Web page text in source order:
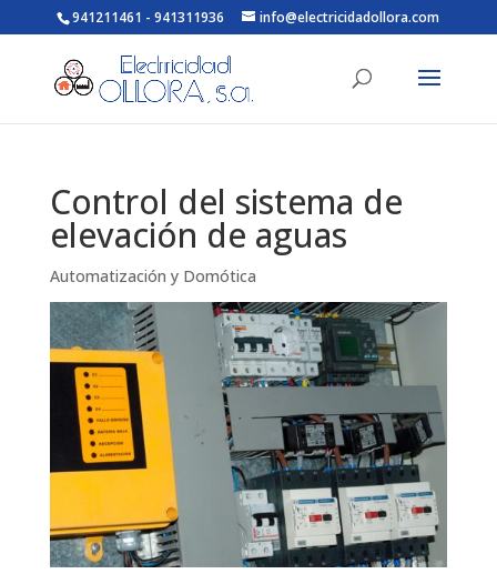
941211461 - 941311936 info@electricidadollora.com
Control del sistema de
elevación de aguas
Automatización y Domótica